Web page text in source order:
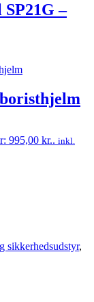
–
995,00 kr.. inkl.
sikkerhedsudstyr,